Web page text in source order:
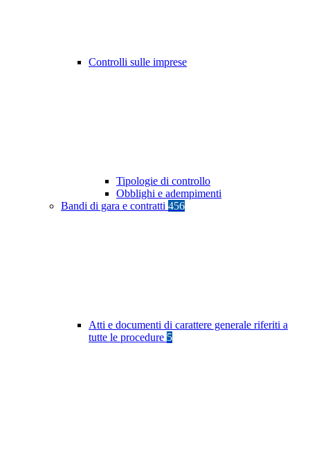
Controlli sulle imprese
Tipologie di controllo
Obblighi e adempimenti
Bandi di gara e contratti 456
Atti e documenti di carattere generale riferiti a
tutte le procedure 5